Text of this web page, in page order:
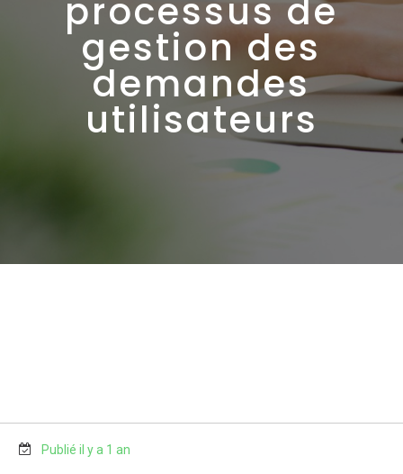
processus de
gestion des
demandes
utilisateurs
Publié il y a 1 an